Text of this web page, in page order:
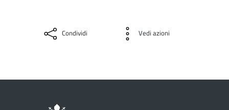
Condividi Vedi azioni